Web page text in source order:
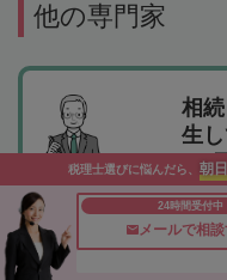
他の専門家
相
生
遺産分割協議がま
できない！
税理士選びに悩んだら、 朝
24時間受付中
メールで相